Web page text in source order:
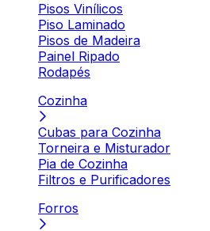
Pisos Vinílicos
Piso Laminado
Pisos de Madeira
Painel Ripado
Rodapés
Cozinha
Cubas para Cozinha
Torneira e Misturador
Pia de Cozinha
Filtros e Purificadores
Forros